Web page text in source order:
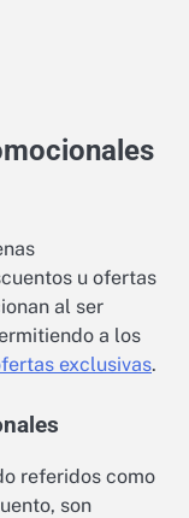
u ofertas
al ser
a los
exclusivas.
referidos como
son